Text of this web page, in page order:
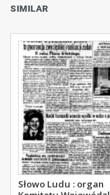
SIMILAR
Słowo Ludu : organ